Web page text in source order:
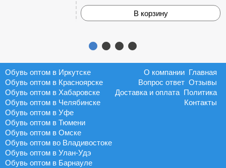
В корзину
Обувь оптом в Иркутске
Обувь оптом в Красноярске
Обувь оптом в Хабаровске
Обувь оптом в Челябинске
Обувь оптом в Уфе
Обувь оптом в Тюмени
Обувь оптом в Омске
Обувь оптом во Владивостоке
Обувь оптом в Улан-Удэ
Обувь оптом в Барнауле
Главная
О компании
Отзывы
Вопрос ответ
Политика
Доставка и оплата
Контакты